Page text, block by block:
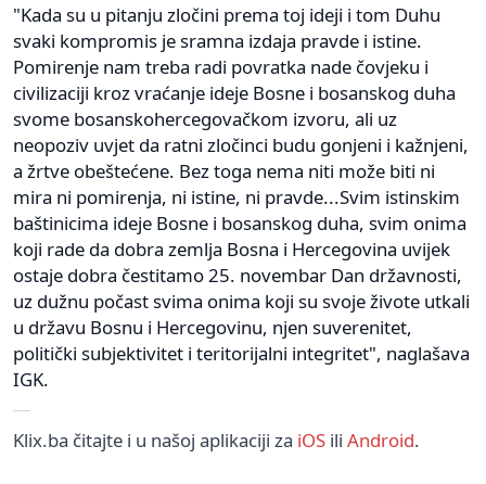
"Kada su u pitanju zločini prema toj ideji i tom Duhu
svaki kompromis je sramna izdaja pravde i istine.
Pomirenje nam treba radi povratka nade čovjeku i
civilizaciji kroz vraćanje ideje Bosne i bosanskog duha
svome bosanskohercegovačkom izvoru, ali uz
neopoziv uvjet da ratni zločinci budu gonjeni i kažnjeni,
a žrtve obeštećene. Bez toga nema niti može biti ni
mira ni pomirenja, ni istine, ni pravde...Svim istinskim
baštinicima ideje Bosne i bosanskog duha, svim onima
koji rade da dobra zemlja Bosna i Hercegovina uvijek
ostaje dobra čestitamo 25. novembar Dan državnosti,
uz dužnu počast svima onima koji su svoje živote utkali
u državu Bosnu i Hercegovinu, njen suverenitet,
politički subjektivitet i teritorijalni integritet", naglašava
IGK.
Klix.ba čitajte i u našoj aplikaciji za iOS ili Android.